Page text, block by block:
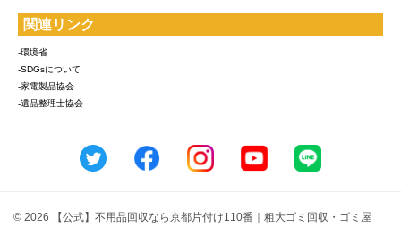
関連リンク
-環境省
-SDGsについて
-家電製品協会
-遺品整理士協会
© 2026 【公式】不用品回収なら京都片付け110番｜粗大ゴミ回収・ゴミ屋